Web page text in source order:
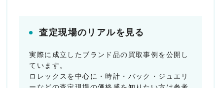
査定現場のリアルを見る
実際に成立したブランド品の買取事例を公開し
ています。
ロレックスを中心に・時計・バック・ジュエリ